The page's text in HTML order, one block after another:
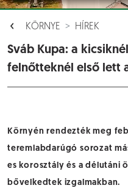
KÖRNYE HÍREK
Sváb Kupa: a
felnőtteknél első lett
Környén rendezték meg
teremlabdarúgó sorozat
es korosztály és a délutáni
bővelkedtek izgalmakban.